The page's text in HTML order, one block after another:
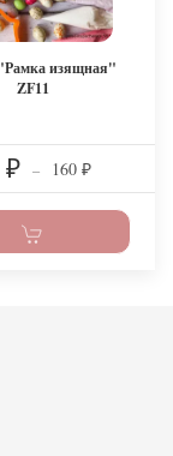
изящная"
ZF11
₽ – 160 ₽